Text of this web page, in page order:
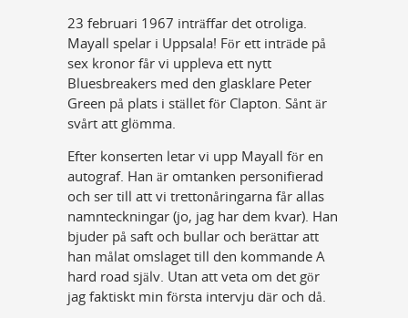
23 februari 1967 inträffar det otroliga.
Mayall spelar i Uppsala! För ett inträde på
sex kronor får vi uppleva ett nytt
Bluesbreakers med den glasklare Peter
Green på plats i stället för Clapton. Sånt är
svårt att glömma.
Efter konserten letar vi upp Mayall för en
autograf. Han är omtanken personifierad
och ser till att vi trettonåringarna får allas
namnteckningar (jo, jag har dem kvar). Han
bjuder på saft och bullar och berättar att
han målat omslaget till den kommande A
hard road själv. Utan att veta om det gör
jag faktiskt min första intervju där och då.